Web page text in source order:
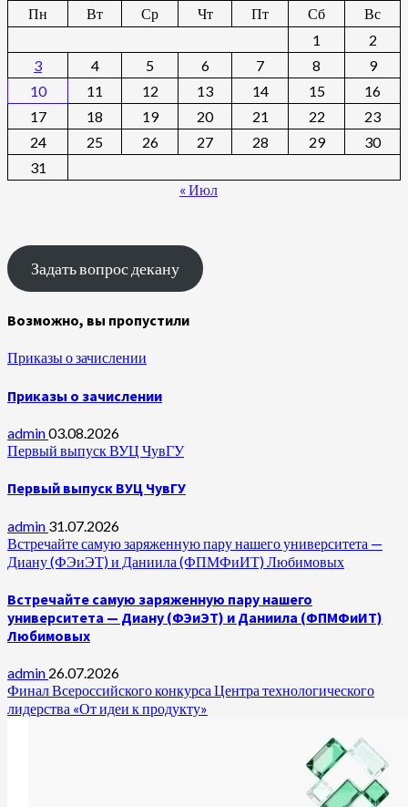
Пн
Вт Ср Чт Пт Сб
Вс
1
2
3
4 5 6 7 8
9
10
11 12 13 14 15
16
17
18 19 20 21 22
23
24
25 26 27 28 29
30
31
« Июл
Задать вопрос декану
Возможно, вы пропустили
Приказы о зачислении
Приказы о зачислении
admin03.08.2026
Первый выпуск ВУЦ ЧувГУ
Первый выпуск ВУЦ ЧувГУ
admin 31.07.2026
Встречайте самую заряженную пару нашего университета —
Диану (ФЭиЭТ) и Даниила (ФПМФиИТ) Любимовых
Встречайте самую заряженную пару нашего
университета — Диану (ФЭиЭТ) и Даниила (ФПМФиИТ)
Любимовых
admin 26.07.2026
Финал Всероссийского конкурса Центра технологического
лидерства «От идеи к продукту»